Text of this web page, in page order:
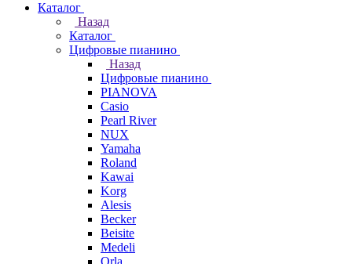
Каталог
Назад
Каталог
Цифровые пианино
Назад
Цифровые пианино
PIANOVA
Casio
Pearl River
NUX
Yamaha
Roland
Kawai
Korg
Alesis
Becker
Beisite
Medeli
Orla